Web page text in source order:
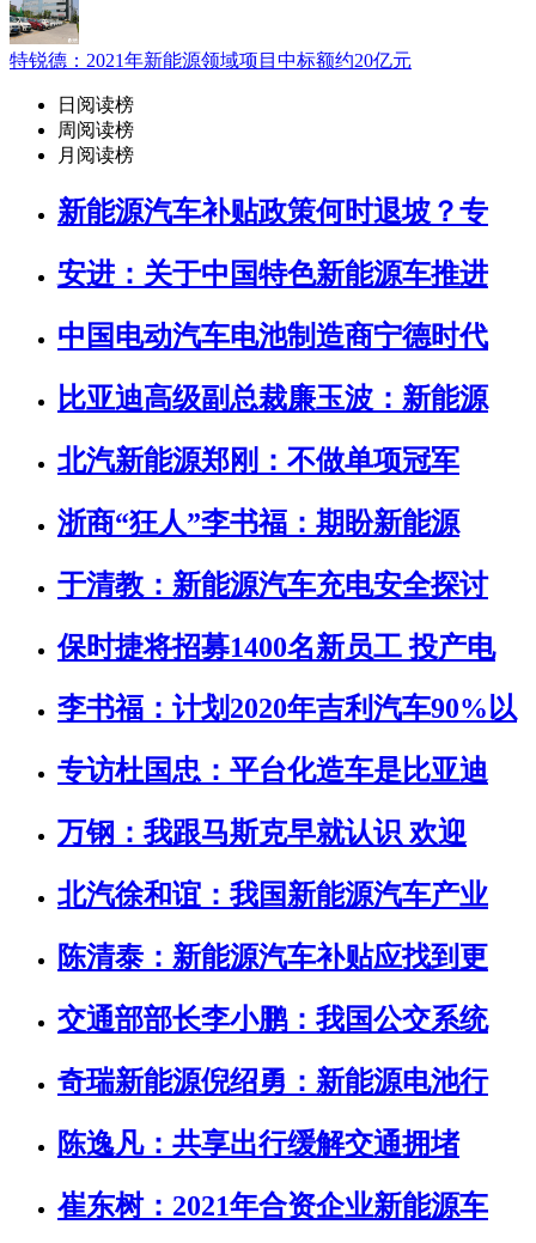
特锐德：2021年新能源领域项目中标额约20亿元
日阅读榜
周阅读榜
月阅读榜
新能源汽车补贴政策何时退坡？专
安进：关于中国特色新能源车推进
中国电动汽车电池制造商宁德时代
比亚迪高级副总裁廉玉波：新能源
北汽新能源郑刚：不做单项冠军
浙商“狂人”李书福：期盼新能源
于清教：新能源汽车充电安全探讨
保时捷将招募1400名新员工 投产电
李书福：计划2020年吉利汽车90%以
专访杜国忠：平台化造车是比亚迪
万钢：我跟马斯克早就认识 欢迎
北汽徐和谊：我国新能源汽车产业
陈清泰：新能源汽车补贴应找到更
交通部部长李小鹏：我国公交系统
奇瑞新能源倪绍勇：新能源电池行
陈逸凡：共享出行缓解交通拥堵
崔东树：2021年合资企业新能源车